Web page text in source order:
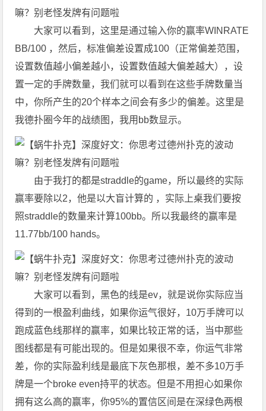
大家可以看到，这里是通过输入你的赢率WINRATE
BB/100 ，然后，标准偏差设置成100（正常偏差范围，
设置数值越小偏差越小，设置数值越大偏差越大），设
置一定的手牌数量，我们就可以看到在这些手牌数量当
中，你所产生的20个样本之间会有多少的偏差。这里是
我德扑圈今年的战绩图，我用bb数显示。
由于我打的都是straddle的game，所以最终的实际
赢率要除以2，他是以大盲计算的 ，实际上桌我们要按
照straddle的数量来计算100bb。所以我最终的赢率是
11.77bb/100 hands。
大家可以看到，黑色的线是ev，就是说你实际应当
得到的一根盈利曲线，如果你运气很好，10万手牌可以
跑成蓝色线那样的赢率，如果比较正常的话，当中那些
图线都是有可能出现的。但是如果很不幸，你运气非常
差，你的实际盈利线是最底下灰色那根，差不多10万手
牌是一个broke even持平的状态。但是不用担心如果你
拥有这么高的赢率，你95%的置信区间是在深绿色两根